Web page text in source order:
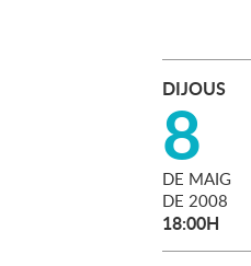
DIJOUS
8
DE MAIG
DE 2008
18:00H